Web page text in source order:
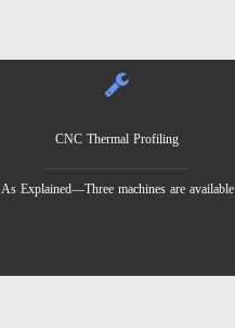
CNC Thermal Profiling
As Explained—Three machines are available